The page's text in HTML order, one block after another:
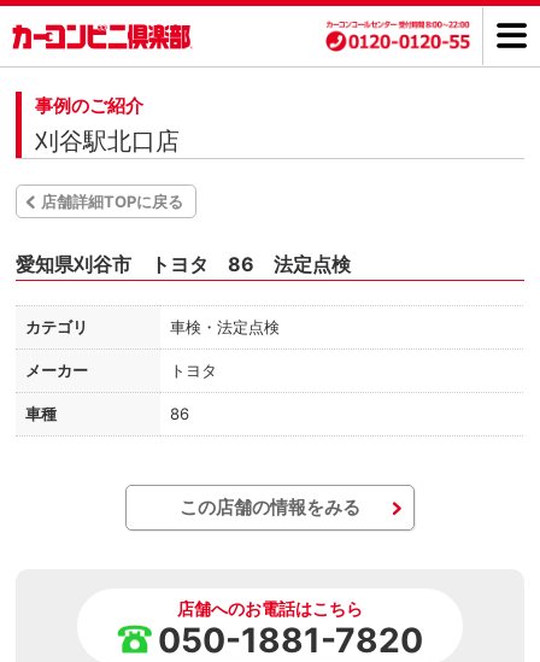
事例のご紹介
刈谷駅北口店
店舗詳細TOPに戻る
愛知県刈谷市 トヨタ 86 法定点検
カテゴリ 車検・法定点検
メーカー トヨタ
車種 86
この店舗の情報をみる
店舗へのお電話はこちら
050-1881-7820